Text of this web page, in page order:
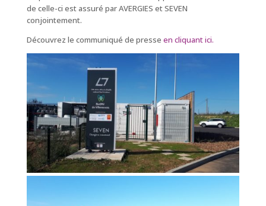
de celle-ci est assuré par AVERGIES et SEVEN
conjointement.
Découvrez le communiqué de presse en cliquant ici.